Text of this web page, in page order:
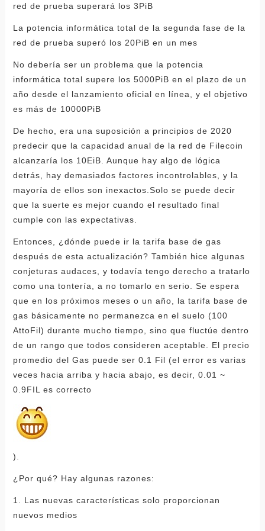
red de prueba superará los 3PiB
La potencia informática total de la segunda fase de la
red de prueba superó los 20PiB en un mes
No debería ser un problema que la potencia
informática total supere los 5000PiB en el plazo de un
año desde el lanzamiento oficial en línea, y el objetivo
es más de 10000PiB
De hecho, era una suposición a principios de 2020
predecir que la capacidad anual de la red de Filecoin
alcanzaría los 10EiB. Aunque hay algo de lógica
detrás, hay demasiados factores incontrolables, y la
mayoría de ellos son inexactos.Solo se puede decir
que la suerte es mejor cuando el resultado final
cumple con las expectativas.
Entonces, ¿dónde puede ir la tarifa base de gas
después de esta actualización? También hice algunas
conjeturas audaces, y todavía tengo derecho a tratarlo
como una tontería, a no tomarlo en serio. Se espera
que en los próximos meses o un año, la tarifa base de
gas básicamente no permanezca en el suelo (100
AttoFil) durante mucho tiempo, sino que fluctúe dentro
de un rango que todos consideren aceptable. El precio
promedio del Gas puede ser 0.1 Fil (el error es varias
veces hacia arriba y hacia abajo, es decir, 0.01 ~
0.9FIL es correcto
).
¿Por qué? Hay algunas razones:
1. Las nuevas características solo proporcionan
nuevos medios